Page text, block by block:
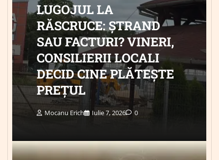
LUGOJUL LA
RĂSCRUCE: ȘTRAND
SAU FACTURI? VINERI,
CONSILIERII LOCALI
DECID CINE PLĂTEȘTE
PREȚUL
Mocanu Erich Iulie 7, 2026 0